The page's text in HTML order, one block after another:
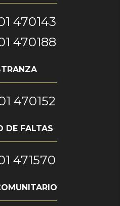
470143
470188
470152
DE FALTAS
471570